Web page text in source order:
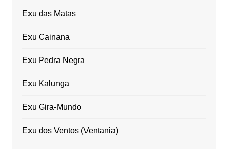
Exu das Matas
Exu Cainana
Exu Pedra Negra
Exu Kalunga
Exu Gira-Mundo
Exu dos Ventos (Ventania)